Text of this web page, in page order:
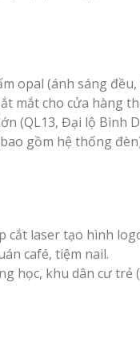
opal (ánh sáng
mắt cho cửa hàng
(QL13, Đại lộ Bình
gồm hệ thống
laser tạo hình
café, tiệm nail.
học, khu dân cư trẻ